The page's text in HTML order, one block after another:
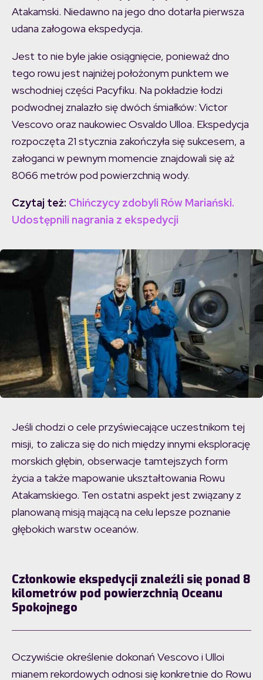
Atakamski. Niedawno na jego dno dotarła pierwsza
udana załogowa ekspedycja.
Jest to nie byle jakie osiągnięcie, ponieważ dno
tego rowu jest najniżej położonym punktem we
wschodniej części Pacyfiku. Na pokładzie łodzi
podwodnej znalazło się dwóch śmiałków: Victor
Vescovo oraz naukowiec Osvaldo Ulloa. Ekspedycja
rozpoczęta 21 stycznia zakończyła się sukcesem, a
załoganci w pewnym momencie znajdowali się aż
8066 metrów pod powierzchnią wody.
Czytaj też: Chińczycy zdobyli Rów Mariański.
Udostępnili nagrania z ekspedycji
Jeśli chodzi o cele przyświecające uczestnikom tej
misji, to zalicza się do nich między innymi eksplorację
morskich głębin, obserwacje tamtejszych form
życia a także mapowanie ukształtowania Rowu
Atakamskiego. Ten ostatni aspekt jest związany z
planowaną misją mającą na celu lepsze poznanie
głębokich warstw oceanów.
Członkowie ekspedycji znaleźli się ponad 8
kilometrów pod powierzchnią Oceanu
Spokojnego
Oczywiście określenie dokonań Vescovo i Ulloi
mianem rekordowych odnosi się konkretnie do Rowu